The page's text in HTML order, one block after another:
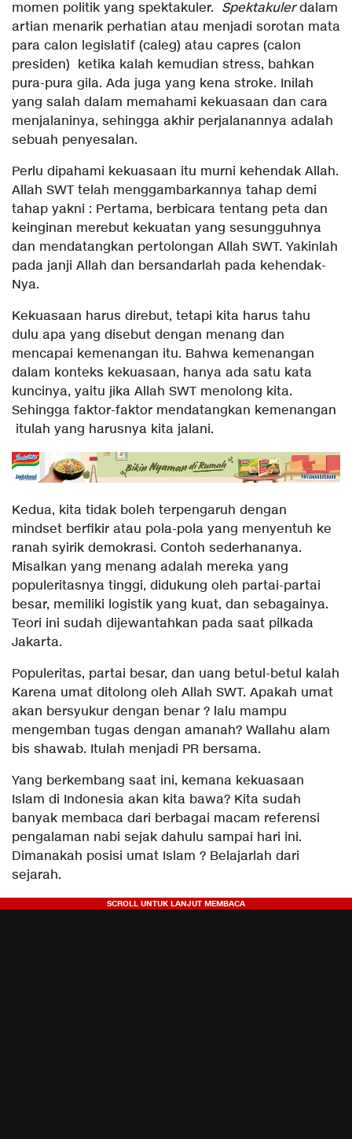
momen politik yang spektakuler. Spektakulerdalam
artian menarik perhatian atau menjadi sorotan mata
para calon legislatif (caleg) atau capres (calon
presiden) ketika kalah kemudian stress, bahkan
pura-pura gila. Ada juga yang kena stroke. Inilah
yang salah dalam memahami kekuasaan dan cara
menjalaninya, sehingga akhir perjalanannya adalah
sebuah penyesalan.
Perlu dipahami kekuasaan itu murni kehendak Allah.
Allah SWT telah menggambarkannya tahap demi
tahap yakni : Pertama, berbicara tentang peta dan
keinginan merebut kekuatan yang sesungguhnya
dan mendatangkan pertolongan Allah SWT. Yakinlah
pada janji Allah dan bersandarlah pada kehendak-
Nya.
Kekuasaan harus direbut, tetapi kita harus tahu
dulu apa yang disebut dengan menang dan
mencapai kemenangan itu. Bahwa kemenangan
dalam konteks kekuasaan, hanya ada satu kata
kuncinya, yaitu jika Allah SWT menolong kita.
Sehingga faktor-faktor mendatangkan kemenangan
itulah yang harusnya kita jalani.
Kedua, kita tidak boleh terpengaruh dengan
mindset berfikir atau pola-pola yang menyentuh ke
ranah syirik demokrasi. Contoh sederhananya.
Misalkan yang menang adalah mereka yang
populeritasnya tinggi, didukung oleh partai-partai
besar, memiliki logistik yang kuat, dan sebagainya.
Teori ini sudah dijewantahkan pada saat pilkada
Jakarta.
Populeritas, partai besar, dan uang betul-betul kalah
Karena umat ditolong oleh Allah SWT. Apakah umat
akan bersyukur dengan benar ? lalu mampu
mengemban tugas dengan amanah? Wallahu alam
bis shawab. Itulah menjadi PR bersama.
Yang berkembang saat ini, kemana kekuasaan
Islam di Indonesia akan kita bawa? Kita sudah
banyak membaca dari berbagai macam referensi
pengalaman nabi sejak dahulu sampai hari ini.
Dimanakah posisi umat Islam ? Belajarlah dari
sejarah.